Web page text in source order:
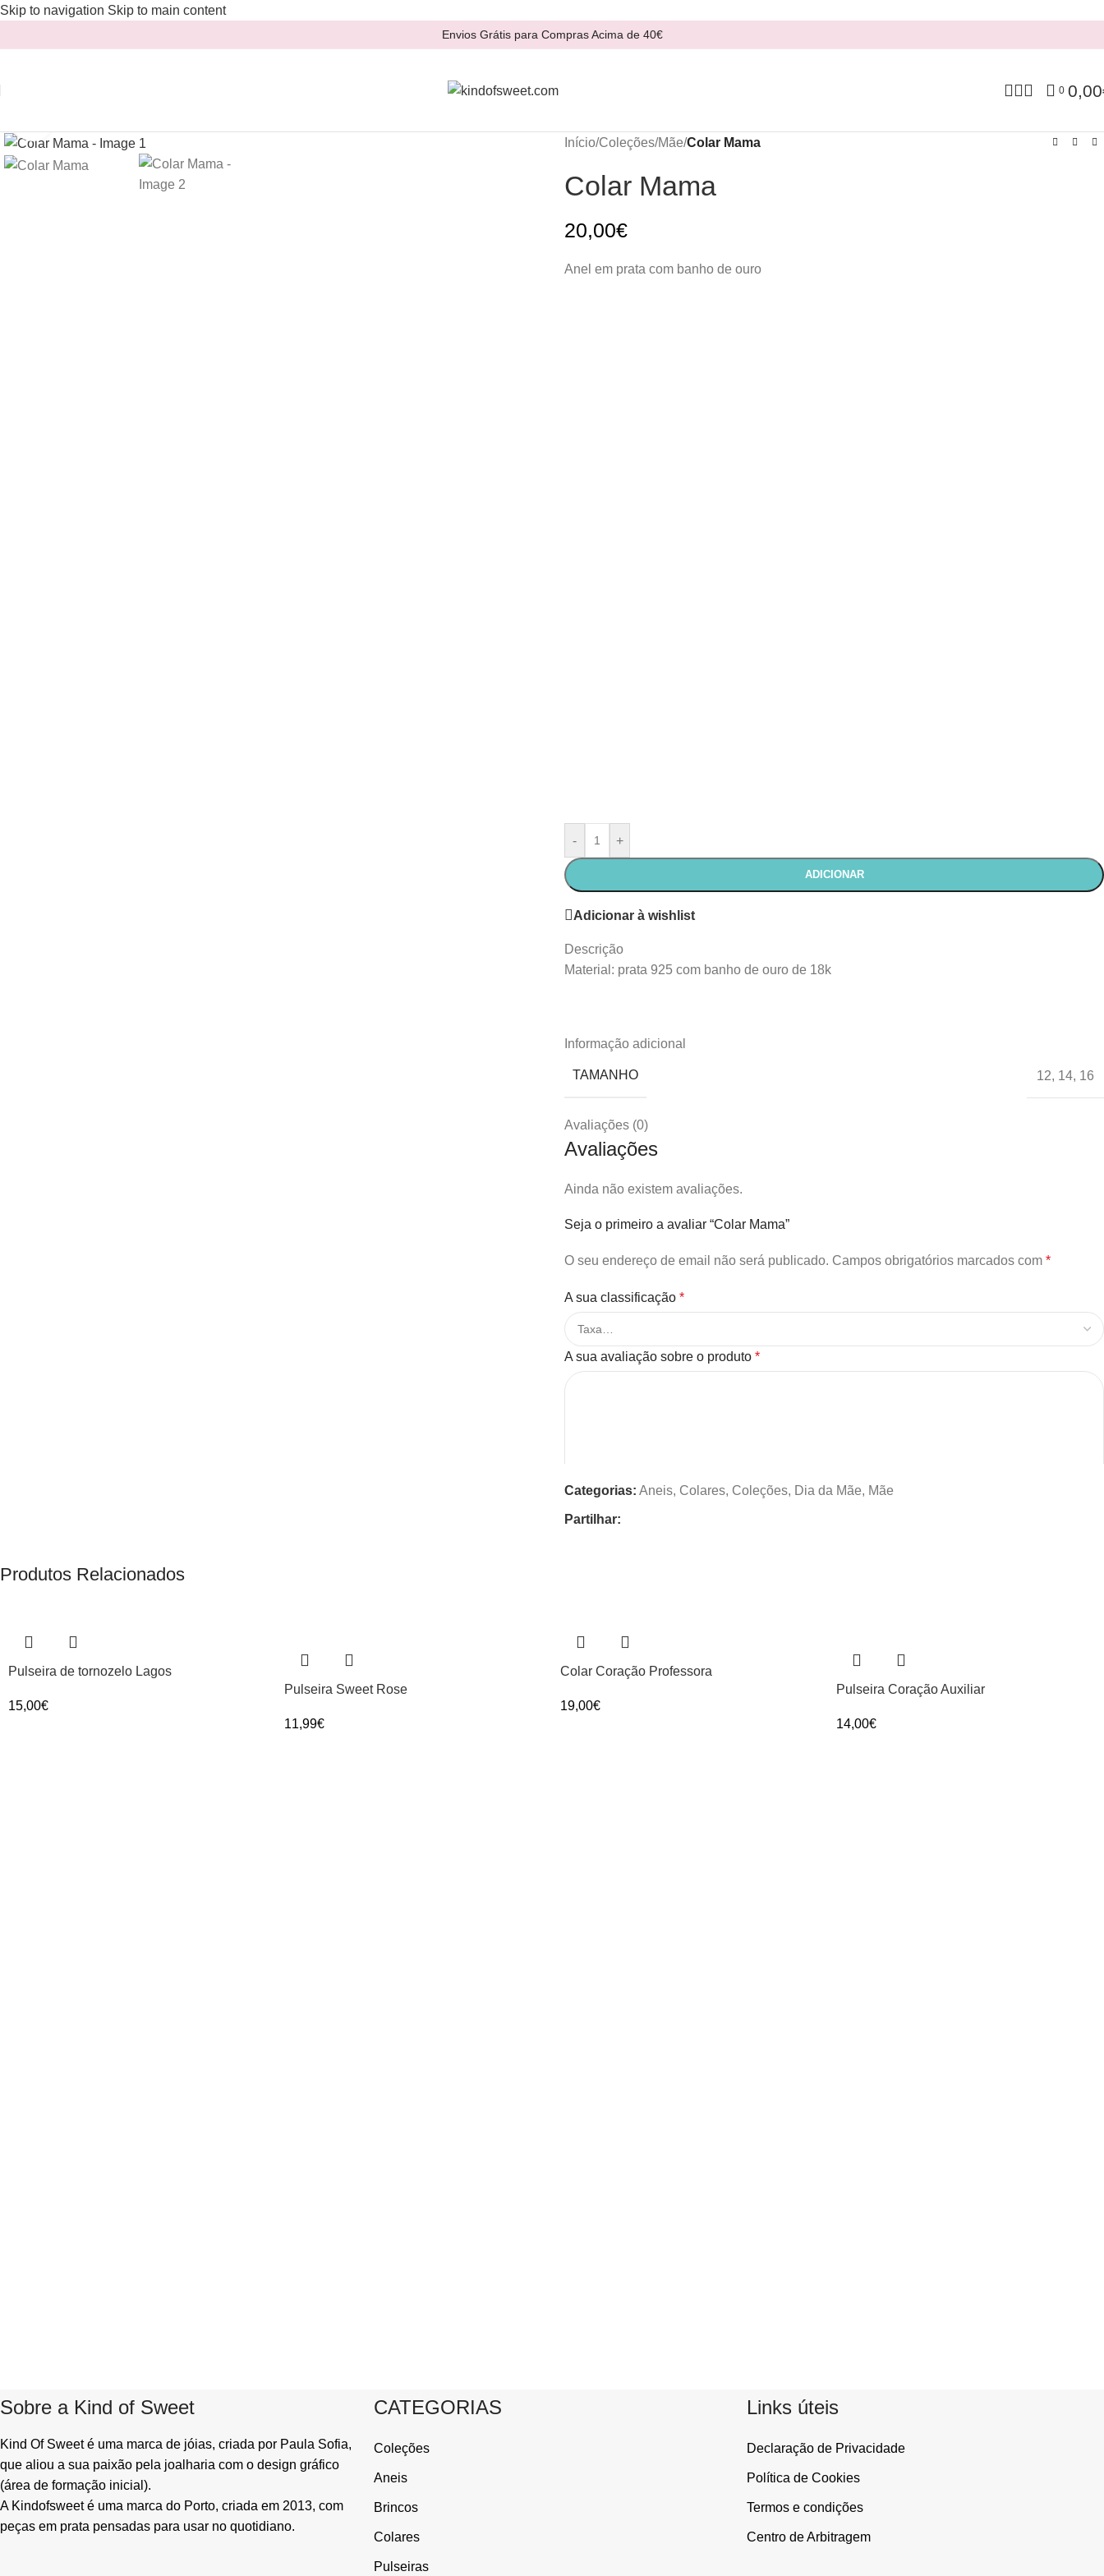
Skip to navigation Skip to main content
Envios Grátis para Compras Acima de 40€
0 0,00
Início/Coleções/Mãe/Colar Mama
Colar Mama
20,00€
Anel em prata com banho de ouro
- +
ADICIONAR
Adicionar à wishlist
Descrição
Material: prata 925 com banho de ouro de 18k
Informação adicional
TAMANHO 12, 14, 16
Avaliações (0)
Avaliações
Ainda não existem avaliações.
Seja o primeiro a avaliar “Colar Mama”
O seu endereço de email não será publicado. Campos obrigatórios marcados com *
A sua classificação *
A sua avaliação sobre o produto *
Guardar o meu nome, email e site neste navegador para a próxima vez que eu comentar.
Categorias: Aneis, Colares, Coleções, Dia da Mãe, Mãe
Partilhar:
Produtos Relacionados
Pulseira de tornozelo Lagos
15,00€
Pulseira Sweet Rose
11,99€
Colar Coração Professora
19,00€
Pulseira Coração Auxiliar
14,00€
Sobre a Kind of Sweet
Kind Of Sweet é uma marca de jóias, criada por Paula Sofia,
que aliou a sua paixão pela joalharia com o design gráfico
(área de formação inicial).
A Kindofsweet é uma marca do Porto, criada em 2013, com
peças em prata pensadas para usar no quotidiano.
CATEGORIAS
Coleções
Aneis
Brincos
Colares
Pulseiras
Links úteis
Declaração de Privacidade
Política de Cookies
Termos e condições
Centro de Arbitragem